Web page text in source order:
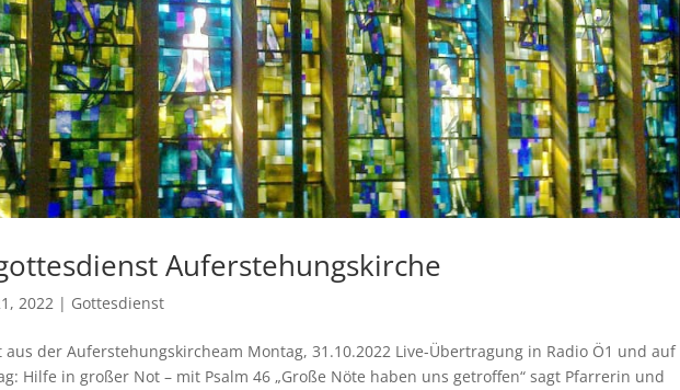
Auferstehungskirche
2022 | Gottesdienst
der Auferstehungskircheam Montag, 31.10.2022 Live-Übertragung in Radio Ö1 und auf
Hilfe in großer Not – mit Psalm 46 „Große Nöte haben uns getroffen“ sagt Pfarrerin und